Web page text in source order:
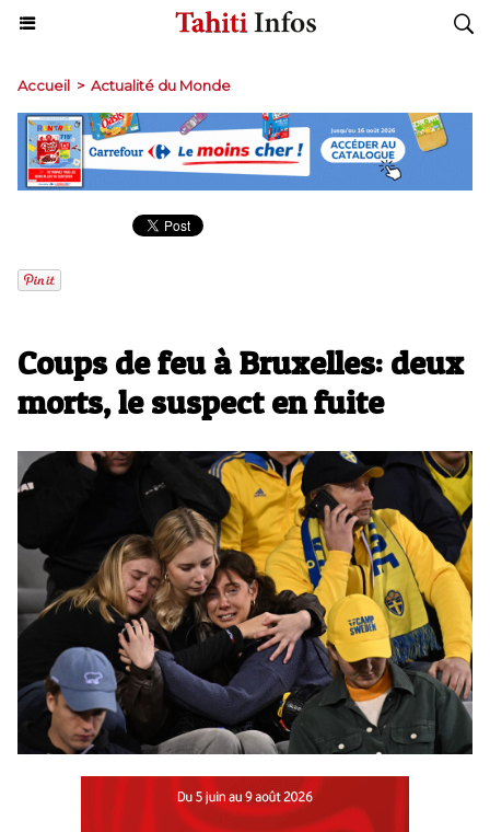
Accueil > Actualité du Monde
Coups de feu à Bruxelles: deux
morts, le suspect en fuite